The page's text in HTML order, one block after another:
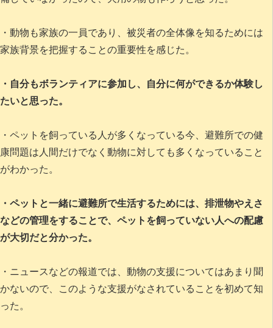
・動物も家族の一員であり、被災者の全体像を知るためには
家族背景を把握することの重要性を感じた。
・自分もボランティアに参加し、自分に何ができるか体験し
たいと思った。
・ペットを飼っている人が多くなっている今、避難所での健
康問題は人間だけでなく動物に対しても多くなっていること
がわかった。
・ペットと一緒に避難所で生活するためには、排泄物やえさ
などの管理をすることで、ペットを飼っていない人への配慮
が大切だと分かった。
・ニュースなどの報道では、動物の支援についてはあまり聞
かないので、このような支援がなされていることを初めて知
った。